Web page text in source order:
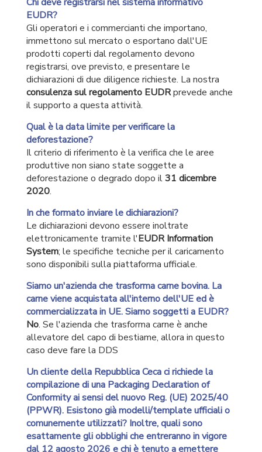
EUDR?
Gli operatori e i commercianti che importano,
immettono sul mercato o esportano dall'UE
prodotti coperti dal regolamento devono
registrarsi, ove previsto, e presentare le
dichiarazioni di due diligence richieste. La nostra
consulenza sul regolamento EUDRprevede anche
il supporto a questa attività.
Qual è la data limite per verificare la
deforestazione?
Il criterio di riferimento è la verifica che le aree
produttive non siano state soggette a
deforestazione o degrado dopo il31 dicembre
2020.
In che formato inviare le dichiarazioni?
Le dichiarazioni devono essere inoltrate
elettronicamente tramite l'EUDR Information
System; le specifiche tecniche per il caricamento
sono disponibili sulla piattaforma ufficiale.
Siamo un'azienda che trasforma carne bovina. La
carne viene acquistata all'interno dell'UE ed è
commercializzata in UE. Siamo soggetti a EUDR?
No. Se l'azienda che trasforma carne è anche
allevatore del capo di bestiame, allora in questo
caso deve fare la DDS
Un cliente della Repubblica Ceca ci richiede la
compilazione di una Packaging Declaration of
Conformity ai sensi del nuovo Reg. (UE) 2025/40
(PPWR). Esistono già modelli/template ufficiali o
comunemente utilizzati? Inoltre, quali sono
esattamente gli obblighi che entreranno in vigore
dal 12 agosto 2026 e chi è tenuto a emettere